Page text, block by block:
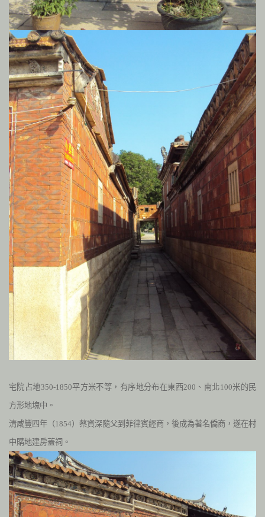
宅院占地350-1850平方米不等，有序地分布在東西200 、南北100米的民
方形地塊中。
清咸豐四年（1854）蔡資深隨父到菲律賓經商，後成為著名僑商，遂在村
中購地建房蓋祠。